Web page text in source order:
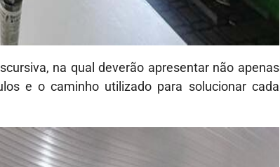
na qual deverão apresentar não apenas
e o caminho utilizado para solucionar cada